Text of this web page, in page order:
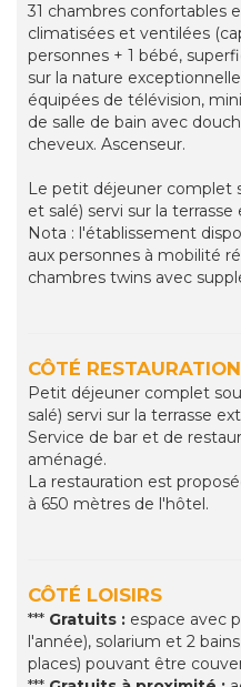
31 chambres confortables
climatisées et ventilées
personnes + 1 bébé,
sur la nature
équipées de télévision,
de salle de bain avec
cheveux. Ascenseur.
Le petit déjeuner complet
et salé) servi sur la
Nota : l'établissement
aux personnes à mobilité
chambres twins avec
CÔTÉ RESTAURATION
Petit déjeuner complet
salé) servi sur la terrasse
Service de bar et de
aménagé.
La restauration est
à 650 mètres de l'hôtel.
CÔTÉ LOISIRS
*** Gratuits : espace avec
l'année), solarium et 2
places) pouvant être